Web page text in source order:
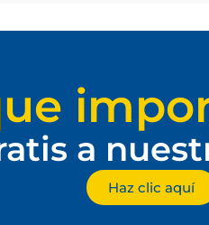
a
Haz clic aquí